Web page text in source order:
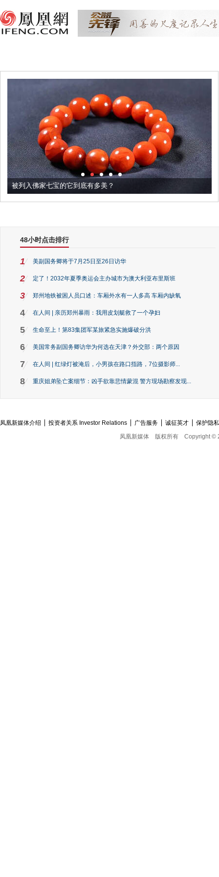
被列入佛家七宝的它到底有多美？
48小时点击排行
1 美副国务卿将于7月25日至26日访华
2 定了！2032年夏季奥运会主办城市为澳大利亚布里斯班
3 郑州地铁被困人员口述：车厢外水有一人多高 车厢内缺氧
4 在人间 | 亲历郑州暴雨：我用皮划艇救了一个孕妇
5 生命至上！第83集团军某旅紧急实施爆破分洪
6 美国常务副国务卿访华为何选在天津？外交部：两个原因
7 在人间 | 红绿灯被淹后，小男孩在路口指路，7位摄影师...
8 重庆姐弟坠亡案细节：凶手欲靠悲情蒙混 警方现场勘察发现...
凤凰新媒体介绍 投资者关系 Investor Relations 广告服务 诚征英才
保护隐
凤凰新媒体
版权所有 Copyright ©